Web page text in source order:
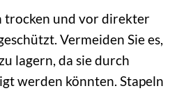
trocken und vor direkter
Vermeiden Sie es,
lagern, da sie durch
werden könnten. Stapeln